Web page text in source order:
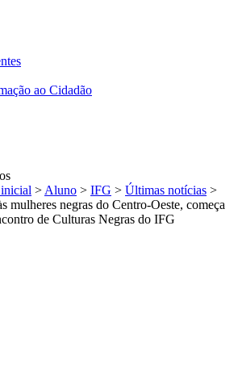
ao Cidadão
> Aluno > IFG > Últimas notícias >
mulheres negras do Centro-Oeste, começa
de Culturas Negras do IFG